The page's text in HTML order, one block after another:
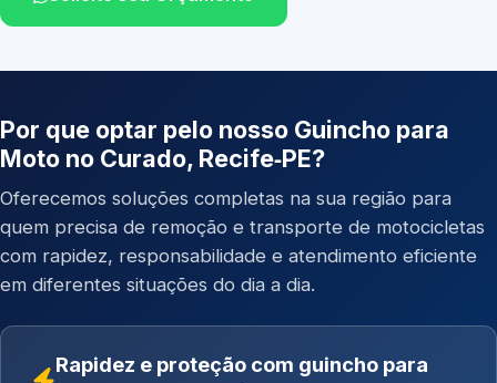
Por que optar pelo nosso Guincho para
Moto no Curado, Recife‑PE?
Oferecemos soluções completas na sua região para
quem precisa de remoção e transporte de motocicletas
com rapidez, responsabilidade e atendimento eficiente
em diferentes situações do dia a dia.
Rapidez e proteção com guincho para